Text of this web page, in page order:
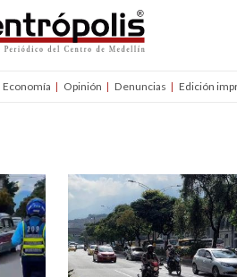
Economía Opinión Denuncias Edición